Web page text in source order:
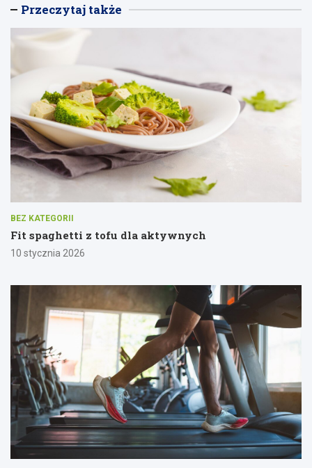
Przeczytaj także
BEZ KATEGORII
Fit spaghetti z tofu dla aktywnych
10 stycznia 2026